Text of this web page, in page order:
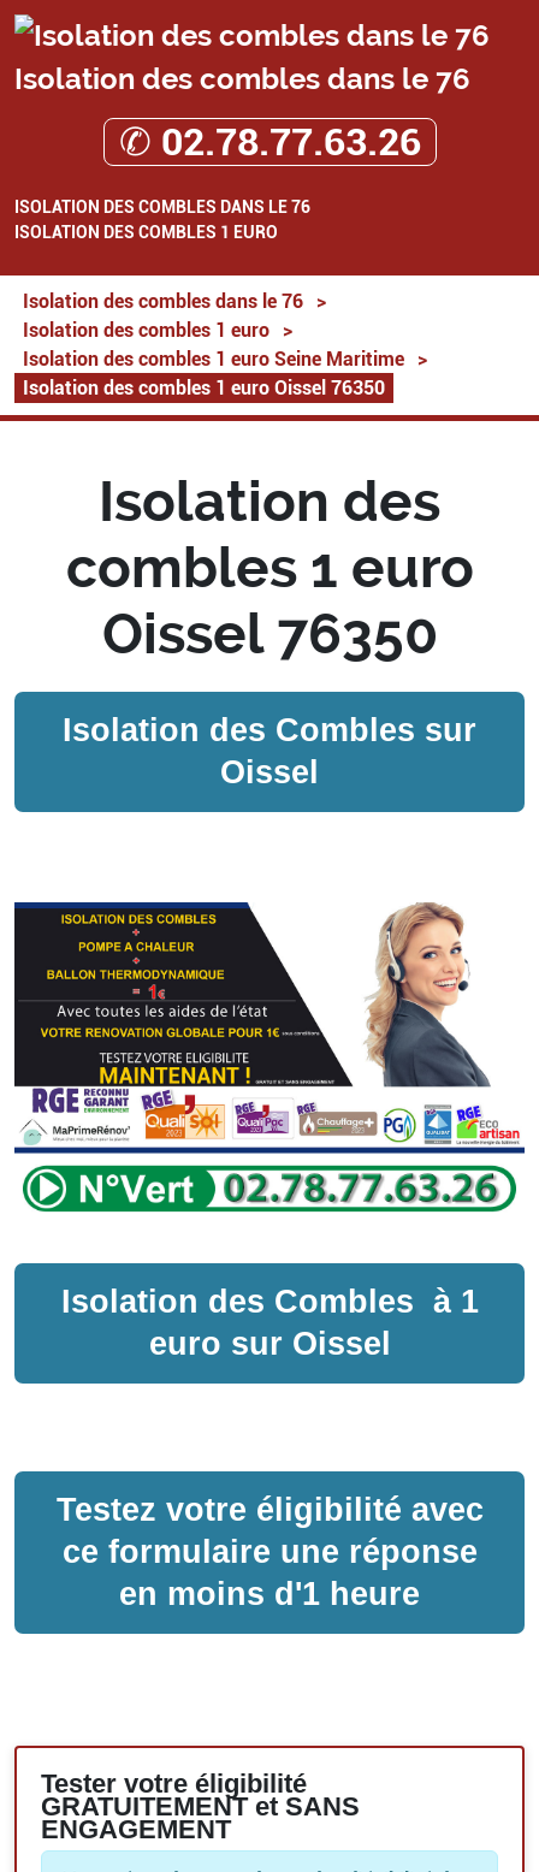
Isolation des combles dans le 76
✆ 02.78.77.63.26
ISOLATION DES COMBLES DANS LE 76
ISOLATION DES COMBLES 1 EURO
Isolation des combles dans le 76
>
Isolation des combles 1 euro
>
Isolation des combles 1 euro Seine Maritime
>
Isolation des combles 1 euro Oissel 76350
Isolation des
combles 1 euro
Oissel 76350
Isolation des Combles sur
Oissel
Isolation des Combles à 1
euro sur Oissel
Testez votre éligibilité avec
ce formulaire une réponse
en moins d'1 heure
Tester votre éligibilité
GRATUITEMENT et SANS
ENGAGEMENT